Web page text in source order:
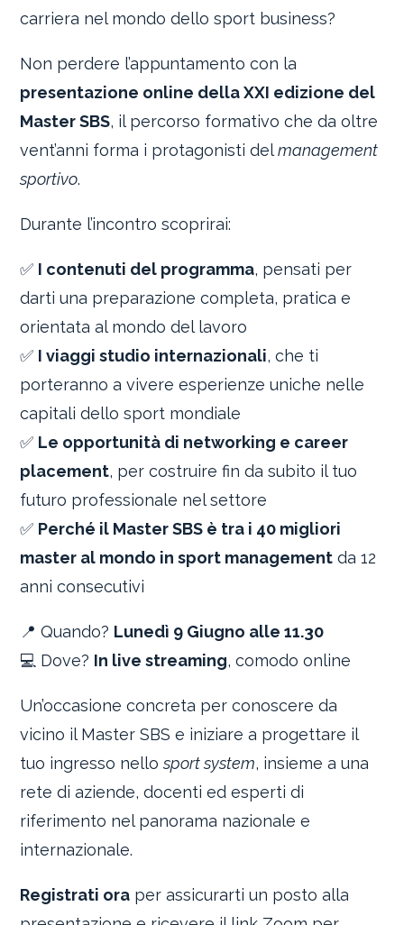
carriera nel mondo dello sport business?
Non perdere l’appuntamento con la
presentazione online della XXI edizione del
Master SBS, il percorso formativo che da oltre
vent’anni forma i protagonisti delmanagement
sportivo.
Durante l’incontro scoprirai:
✅ I contenuti del programma, pensati per
darti una preparazione completa, pratica e
orientata al mondo del lavoro
✅ I viaggi studio internazionali, che ti
porteranno a vivere esperienze uniche nelle
capitali dello sport mondiale
✅ Le opportunità di networking e career
placement, per costruire fin da subito il tuo
futuro professionale nel settore
✅ Perché il Master SBS è tra i 40 migliori
master al mondo in sport management da 12
anni consecutivi
📍 Quando? Lunedì 9 Giugno alle 11.30
💻 Dove? In live streaming, comodo online
Un’occasione concreta per conoscere da
vicino il Master SBS e iniziare a progettare il
tuo ingresso nellosport system, insieme a una
rete di aziende, docenti ed esperti di
riferimento nel panorama nazionale e
internazionale.
Registrati ora per assicurarti un posto alla